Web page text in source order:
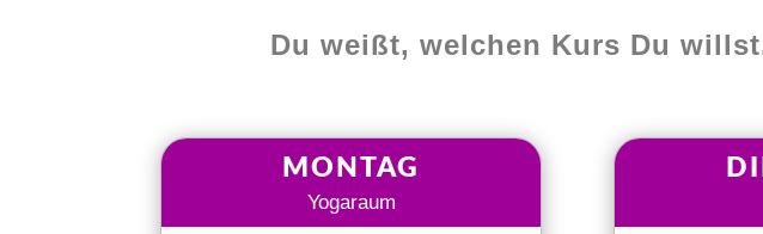
Du weißt, welchen Kurs Du
MONTAG
Yogaraum